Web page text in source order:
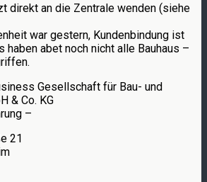
direkt an die Zentrale wenden (siehe
war gestern, Kundenbindung ist
haben abet noch nicht alle Bauhaus –
Gesellschaft für Bau- und
& Co. KG
–
21